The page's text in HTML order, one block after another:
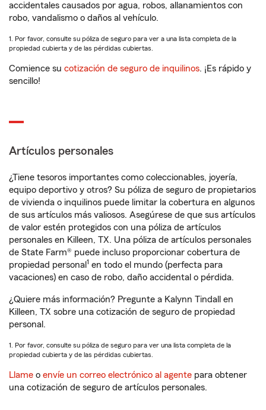
accidentales causados por agua, robos, allanamientos con
robo, vandalismo o daños al vehículo.
1. Por favor, consulte su póliza de seguro para ver a una lista completa de la
propiedad cubierta y de las pérdidas cubiertas.
Comience su cotización de seguro de inquilinos. ¡Es rápido y
sencillo!
Artículos personales
¿Tiene tesoros importantes como coleccionables, joyería,
equipo deportivo y otros? Su póliza de seguro de propietarios
de vivienda o inquilinos puede limitar la cobertura en algunos
de sus artículos más valiosos. Asegúrese de que sus artículos
de valor estén protegidos con una póliza de artículos
personales en Killeen, TX. Una póliza de artículos personales
de State Farm® puede incluso proporcionar cobertura de
propiedad personal 1 en todo el mundo (perfecta para
vacaciones) en caso de robo, daño accidental o pérdida.
¿Quiere más información? Pregunte a Kalynn Tindall en
Killeen, TX sobre una cotización de seguro de propiedad
personal.
1. Por favor, consulte su póliza de seguro para ver una lista completa de la
propiedad cubierta y de las pérdidas cubiertas.
Llame o envíe un correo electrónico al agente para obtener
una cotización de seguro de artículos personales.